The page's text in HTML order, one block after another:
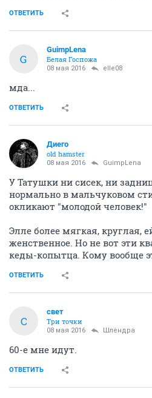
ОТВЕТИТЬ
G
GuimpLena
Белая Госпожа
08 мая 2016 elle08
мда...
ОТВЕТИТЬ
Диего
old hamster
08 мая 2016 GuimpLena
У Татушки ни сисек, ни
нормально в мальчуковом
окликают "молодой человек!"
Элле более мягкая, круглая,
женственное. Но не вот эти
кеды-копытца. Кому вообще
ОТВЕТИТЬ
С
свет
Три точки
08 мая 2016 Шлёндра
60-e мне идут.
ОТВЕТИТЬ